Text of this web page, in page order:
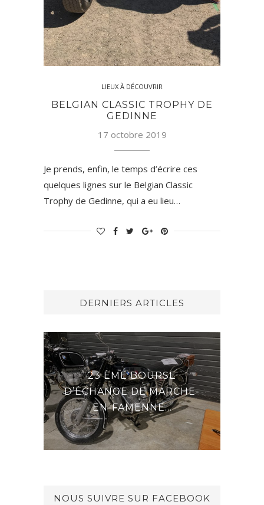
LIEUX À DÉCOUVRIR
BELGIAN CLASSIC TROPHY DE
GEDINNE
17 octobre 2019
Je prends, enfin, le temps d’écrire ces
quelques lignes sur le Belgian Classic
Trophy de Gedinne, qui a eu lieu…
DERNIERS ARTICLES
23 ÈME BOURSE
D’ÉCHANGE DE MARCHE-
EN-FAMENNE...
DERNIÈRES
DU
NOUS SUIVRE SUR FACEBOOK